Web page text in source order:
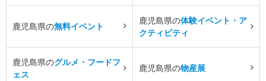
鹿児島県の無料イベント
鹿児島県の体験イベント・ア
クティビティ
鹿児島県のグルメ・フードフ
ェス
鹿児島県の物産展